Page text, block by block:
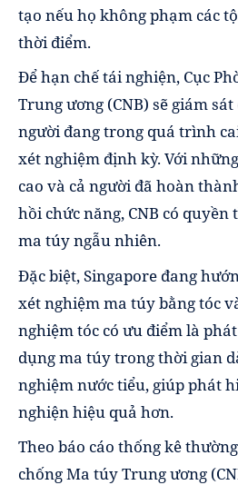
tạo nếu họ không phạm các
thời điểm.
Để hạn chế tái nghiện, Cục
Trung ương (CNB) sẽ giám
người đang trong quá trình
xét nghiệm định kỳ. Với
cao và cả người đã hoàn
hồi chức năng, CNB có
ma túy ngẫu nhiên.
Đặc biệt, Singapore đang
xét nghiệm ma túy bằng tóc
nghiệm tóc có ưu điểm là
dụng ma túy trong thời gian
nghiệm nước tiểu, giúp phát
nghiện hiệu quả hơn.
Theo báo cáo thống kê
chống Ma túy Trung ương